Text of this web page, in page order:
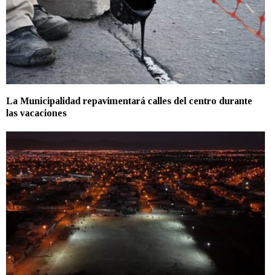
La Municipalidad repavimentará calles del centro durante
las vacaciones